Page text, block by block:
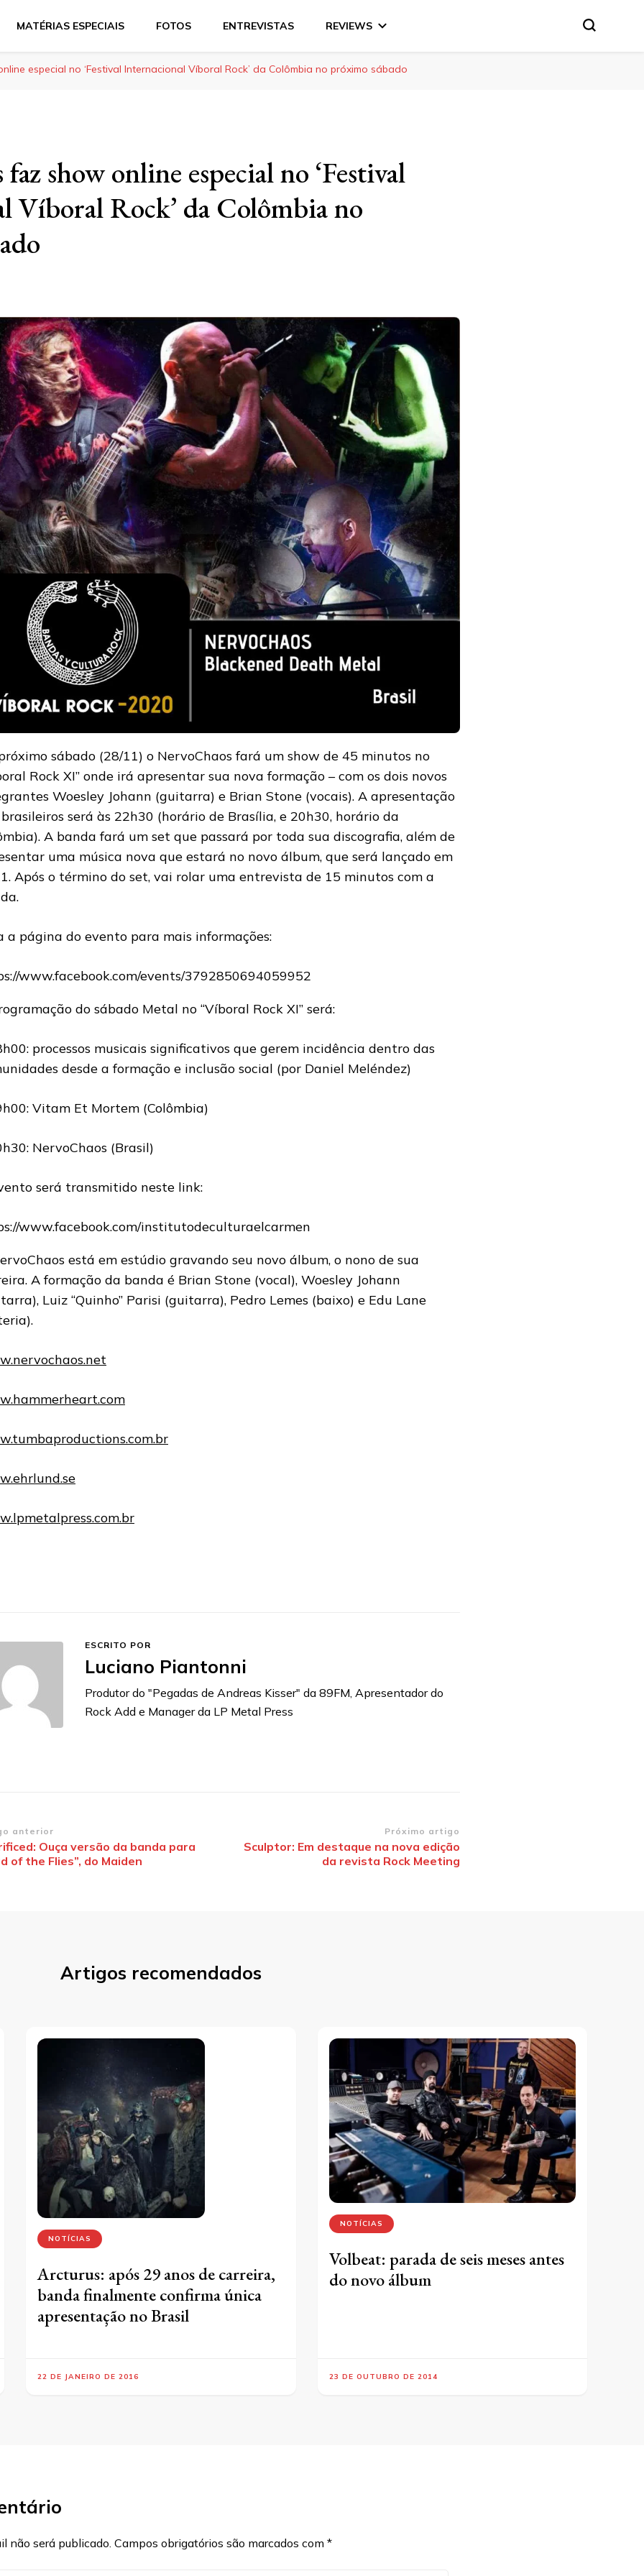
MATÉRIAS ESPECIAIS FOTOS ENTREVISTAS REVIEWS
especial no ‘Festival Internacional Víboral Rock’ da Colômbia no próximo sábado
show online especial no ‘Festival
Víboral Rock’ da Colômbia no
sábado (28/11) o NervoChaos fará um show de 45 minutos no
Rock XI” onde irá apresentar sua nova formação – com os dois novos
Woesley Johann (guitarra) e Brian Stone (vocais). A apresentação
será às 22h30 (horário de Brasília, e 20h30, horário da
A banda fará um set que passará por toda sua discografia, além de
uma música nova que estará no novo álbum, que será lançado em
Após o término do set, vai rolar uma entrevista de 15 minutos com a
a página do evento para mais informações:
www.facebook.com/events/3792850694059952
do sábado Metal no “Víboral Rock XI” será:
processos musicais significativos que gerem incidência dentro das
desde a formação e inclusão social (por Daniel Meléndez)
Vitam Et Mortem (Colômbia)
NervoChaos (Brasil)
será transmitido neste link:
www.facebook.com/institutodeculturaelcarmen
está em estúdio gravando seu novo álbum, o nono de sua
A formação da banda é Brian Stone (vocal), Woesley Johann
Luiz “Quinho” Parisi (guitarra), Pedro Lemes (baixo) e Edu Lane
ESCRITO POR
Luciano Piantonni
Produtor do "Pegadas de Andreas Kisser" da 89FM, Apresentador do
Rock Add e Manager da LP Metal Press
anterior
Ouça versão da banda para
of the Flies”, do Maiden
Próximo artigo
Sculptor: Em destaque na nova edição
da revista Rock Meeting
Artigos recomendados
NOTÍCIAS
Arcturus: após 29 anos de carreira,
banda finalmente confirma única
apresentação no Brasil
22 DE JANEIRO DE 2016
NOTÍCIAS
Volbeat: parada de seis meses antes
do novo álbum
23 DE OUTUBRO DE 2014
não será publicado. Campos obrigatórios são marcados com *